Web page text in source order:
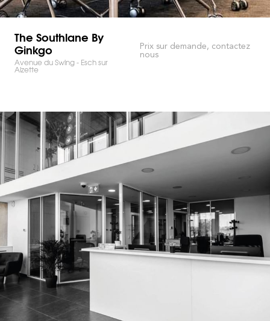
The Southlane By
Ginkgo
Avenue du Swing - Esch sur
Alzette
Prix sur demande, contactez
nous